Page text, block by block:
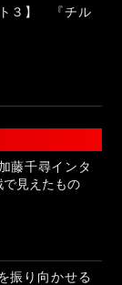
ト３】 『チル
藤千尋インタ
見えたもの
振り向かせる